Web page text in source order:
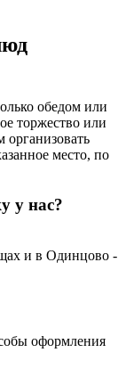
обедом или
торжество или
организовать
место, по
у нас?
и в Одинцово -
оформления